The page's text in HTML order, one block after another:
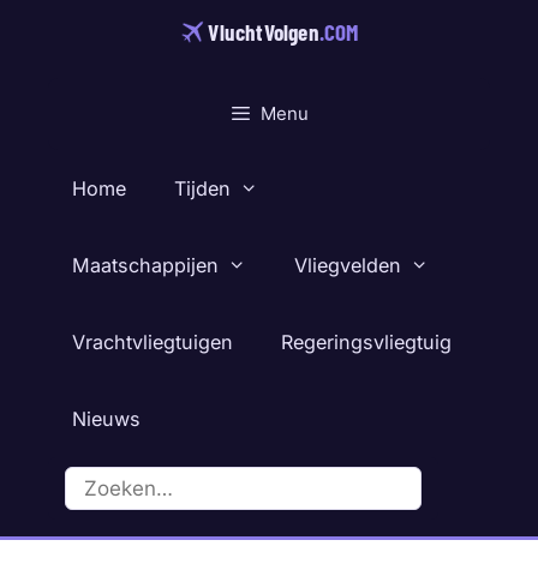
VluchtVolgen.COM
Menu
Home Tijden
Maatschappijen Vliegvelden
Vrachtvliegtuigen Regeringsvliegtuig
Nieuws